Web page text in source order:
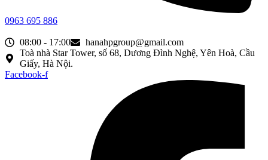
0963 695 886
08:00 - 17:00
hanahpgroup@gmail.com
Toà nhà Star Tower, số 68, Dương Đình Nghệ, Yên Hoà, Cầu
Giấy, Hà Nội.
Facebook-f